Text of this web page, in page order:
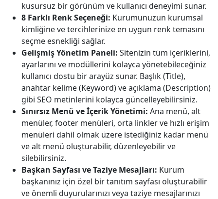
kusursuz bir görünüm ve kullanıcı deneyimi sunar.
8 Farklı Renk Seçeneği: Kurumunuzun kurumsal
kimliğine ve tercihlerinize en uygun renk temasını
seçme esnekliği sağlar.
Gelişmiş Yönetim Paneli: Sitenizin tüm içeriklerini,
ayarlarını ve modüllerini kolayca yönetebileceğiniz
kullanıcı dostu bir arayüz sunar. Başlık (Title),
anahtar kelime (Keyword) ve açıklama (Description)
gibi SEO metinlerini kolayca güncelleyebilirsiniz.
Sınırsız Menü ve İçerik Yönetimi: Ana menü, alt
menüler, footer menüleri, orta linkler ve hızlı erişim
menüleri dahil olmak üzere istediğiniz kadar menü
ve alt menü oluşturabilir, düzenleyebilir ve
silebilirsiniz.
Başkan Sayfası ve Taziye Mesajları: Kurum
başkanınız için özel bir tanıtım sayfası oluşturabilir
ve önemli duyurularınızı veya taziye mesajlarınızı